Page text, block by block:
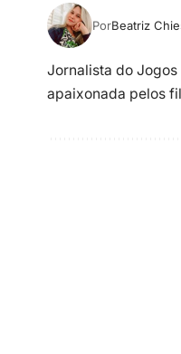
PorBeatriz
Jornalista do Jogos
apaixonada pelos